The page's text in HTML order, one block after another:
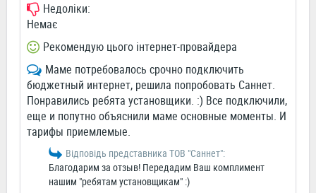
Недоліки:
Немає
Рекомендую цього інтернет-провайдера
Маме потребовалось срочно подключить
бюджетный интернет, решила попробовать Саннет.
Понравились ребята установщики. :) Все подключили,
еще и попутно объяснили маме основные моменты. И
тарифы приемлемые.
Відповідь представника ТОВ "Саннет":
Благодарим за отзыв! Передадим Ваш комплимент
нашим "ребятам установщикам" :)